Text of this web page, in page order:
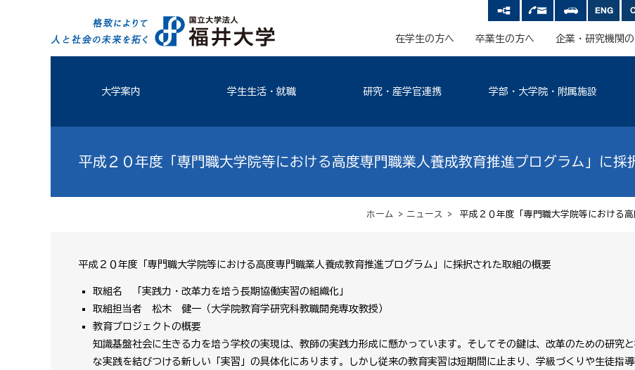
在学生の方へ 卒業生の方へ 企業・研究機関
大学案内 学生生活・就職 研究・産学官連携 学部・大学院・附属施設
平成２０年度「専門職大学院等における高度専門職業人養成教育推進プログラム」に採
ホーム > ニュース > 平成２０年度「専門職大学院等における高
平成２０年度「専門職大学院等における高度専門職業人養成教育推進プログラム」に採択された取組の概要
取組名 「実践力・改革力を培う長期協働実習の組織化」
取組担当者 松木 健一（大学院教育学研究科教職開発専攻教授）
教育プロジェクトの概要
知識基盤社会に生きる力を培う学校の実現は、教師の実践力形成に懸かっています。そしてその鍵は、改革のための研究
な実践を結びつける新しい「実習」の具体化にあります。しかし従来の教育実習は短期間に止まり、学級づくりや生徒指